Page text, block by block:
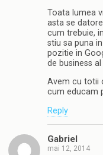
Toata lumea
asta se
cum trebuie,
stiu sa puna
pozitie in
de business
Avem cu totii
cum educam
Reply
Gabriel
mai 12, 2014